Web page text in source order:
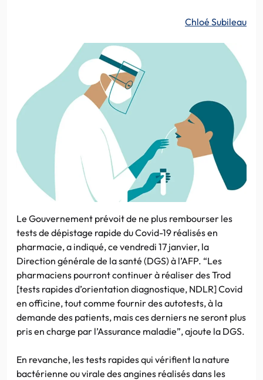
Chloé Subileau
Le Gouvernement prévoit de ne plus rembourser les
tests de dépistage rapide du Covid-19 réalisés en
pharmacie, a indiqué, ce vendredi 17 janvier, la
Direction générale de la santé (DGS) à l’AFP. “Les
pharmaciens pourront continuer à réaliser des Trod
[tests rapides d’orientation diagnostique, NDLR] Covid
en officine, tout comme fournir des autotests, à la
demande des patients, mais ces derniers ne seront plus
pris en charge par l’Assurance maladie”, ajoute la DGS.
En revanche, les tests rapides qui vérifient la nature
bactérienne ou virale des angines réalisés dans les